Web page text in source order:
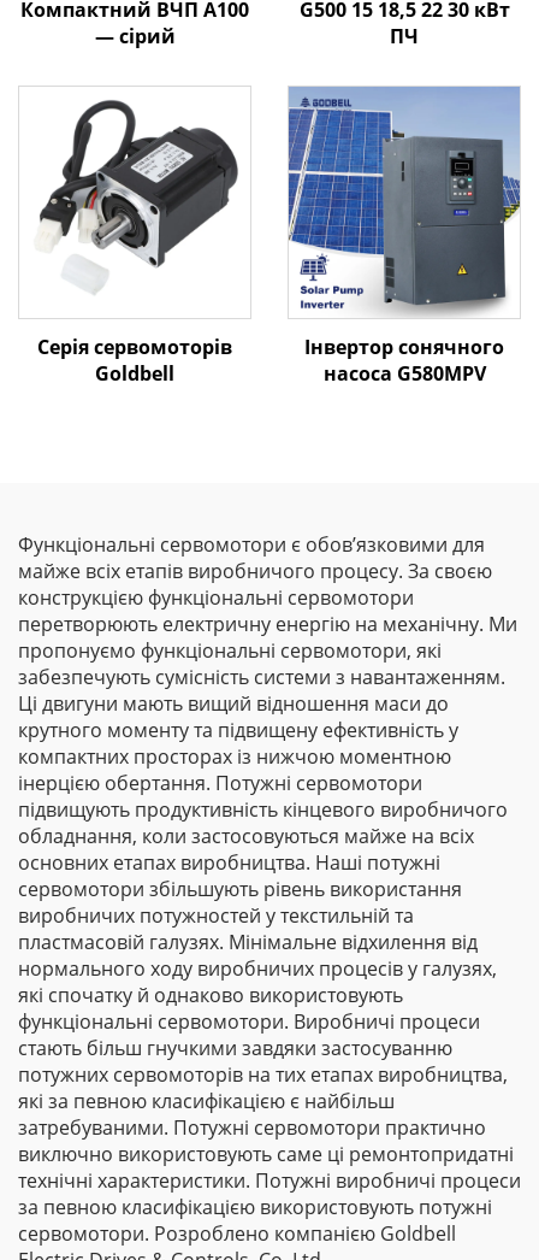
Компактний ВЧП A100
— сірий
G500 15 18,5 22 30 кВт
ПЧ
Серія сервомоторів
Goldbell
Інвертор сонячного
насоса G580MPV
Функціональні сервомотори є обов’язковими для
майже всіх етапів виробничого процесу. За своєю
конструкцією функціональні сервомотори
перетворюють електричну енергію на механічну. Ми
пропонуємо функціональні сервомотори, які
забезпечують сумісність системи з навантаженням.
Ці двигуни мають вищий відношення маси до
крутного моменту та підвищену ефективність у
компактних просторах із нижчою моментною
інерцією обертання. Потужні сервомотори
підвищують продуктивність кінцевого виробничого
обладнання, коли застосовуються майже на всіх
основних етапах виробництва. Наші потужні
сервомотори збільшують рівень використання
виробничих потужностей у текстильній та
пластмасовій галузях. Мінімальне відхилення від
нормального ходу виробничих процесів у галузях,
які спочатку й однаково використовують
функціональні сервомотори. Виробничі процеси
стають більш гнучкими завдяки застосуванню
потужних сервомоторів на тих етапах виробництва,
які за певною класифікацією є найбільш
затребуваними. Потужні сервомотори практично
виключно використовують саме ці ремонтопридатні
технічні характеристики. Потужні виробничі процеси
за певною класифікацією використовують потужні
сервомотори. Розроблено компанією Goldbell